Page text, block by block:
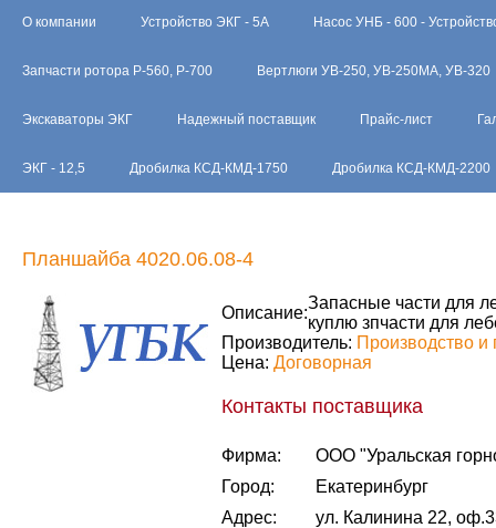
О компании Устройство ЭКГ - 5А Насос УНБ - 600 -
Запчасти ротора Р-560, Р-700 Вертлюги УВ-250, УВ-250МА, УВ-320
Экскаваторы ЭКГ Надежный поставщик Прайс-лист
ЭКГ - 12,5 Дробилка КСД-КМД-1750 Дробилка КСД-КМД-2200
Планшайба 4020.06.08-4
Описание:
Запасные части для
куплю зпчасти для
Производитель: Производство и
Цена: Договорная
Контакты поставщика
Фирма:
ООО "Уральская
Город:
Екатеринбург
Адрес:
ул. Калинина 22,